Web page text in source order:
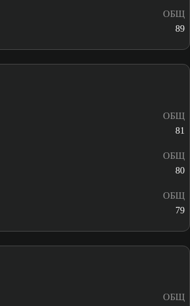
ОБЩ
89
ОБЩ
81
ОБЩ
80
ОБЩ
79
ОБЩ